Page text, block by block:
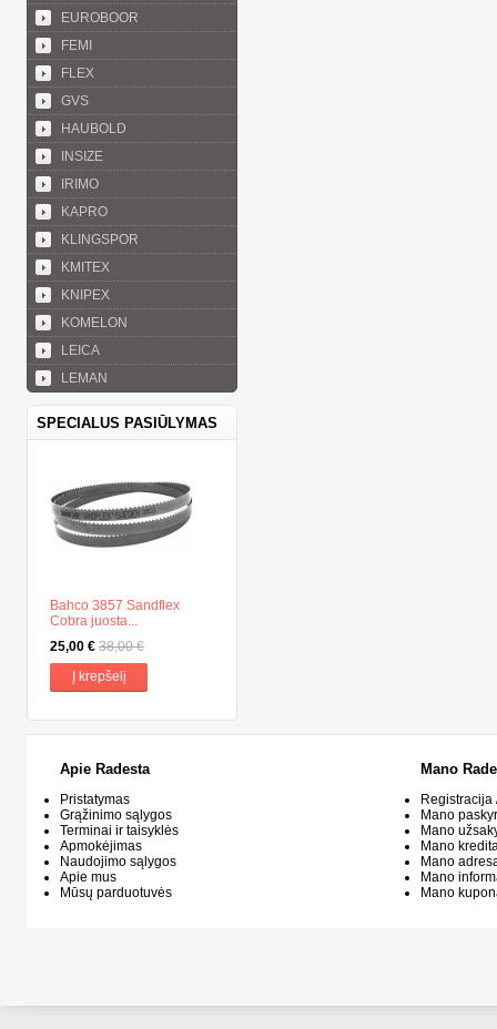
EUROBOOR
FEMI
FLEX
GVS
HAUBOLD
INSIZE
IRIMO
KAPRO
KLINGSPOR
KMITEX
KNIPEX
KOMELON
LEICA
LEMAN
SPECIALUS PASIŪLYMAS
Bahco 3857 Sandflex
Cobra juosta...
25,00 € 38,00 €
Į krepšelį
Apie Radesta
Pristatymas
Grąžinimo sąlygos
Terminai ir taisyklės
Apmokėjimas
Naudojimo sąlygos
Apie mus
Mūsų parduotuvės
Mano
Mano
Mano
Mano
Mano
Mano
Mano